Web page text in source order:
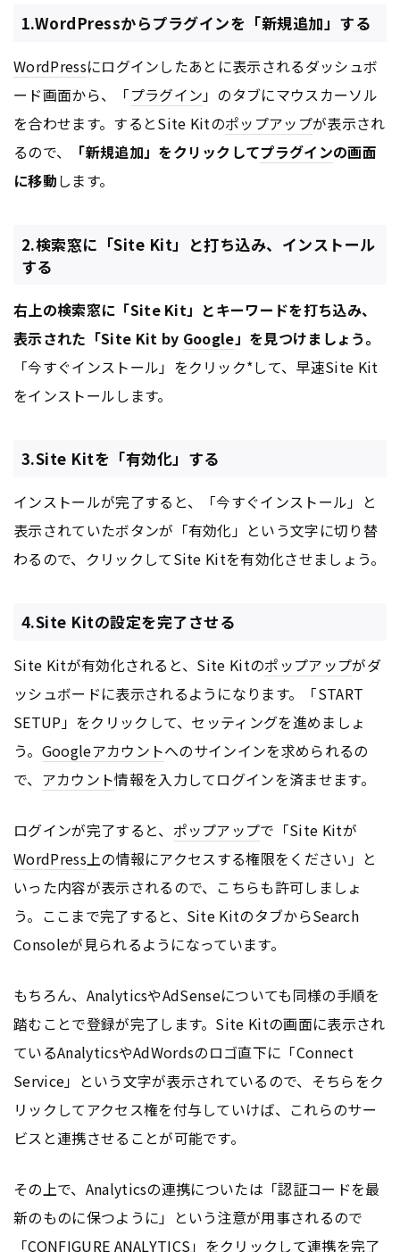
1.WordPressからプラグインを「新規追加」する
WordPressにログインしたあとに表示されるダッシュボ
ード画面から、「プラグイン」のタブにマウスカーソル
を合わせます。するとSite Kitのポップアップが表示され
るので、
「新規追加」をクリックしてプラグインの画面
に移動します。
2.検索窓に「Site Kit」と打ち込み、インストール
する
右上の検索窓に「Site Kit」とキーワードを打ち込み、
表示された「Site Kit by Google 」を見つけましょう。
「今すぐインストール」をクリック*して、早速Site Kit
をインストールします。
3.Site Kitを「有効化」する
インストールが完了すると、「今すぐインストール」と
表示されていたボタンが「有効化」という文字に切り替
わるので、クリックしてSite Kitを有効化させましょう。
4.Site Kitの設定を完了させる
Site Kitが有効化されると、Site Kitのポップアップがダ
ッシュボードに表示されるようになります。「START
SETUP」をクリックして、セッティングを進めましょ
う。 Googleアカウントへのサインインを求められるの
で、 アカウント情報を入力してログインを済ませます。
ログインが完了すると、 ポップアップで「Site Kitが
WordPress上の情報にアクセスする権限をください」と
いった内容が表示されるので、こちらも許可しましょ
う。ここまで完了すると、Site KitのタブからSearch
Consoleが見られるようになっています。
もちろん、AnalyticsやAdSenseについても同様の手順を
踏むことで登録が完了します。Site Kitの画面に表示され
ているAnalyticsやAdWordsのロゴ直下に「Connect
Service」という文字が表示されているので、そちらをク
リックしてアクセス権を付与していけば、これらのサー
ビスと連携させることが可能です。
その上で、Analyticsの連携についたは「認証コードを最
新のものに保つように」という注意が用事されるので
「CONFIGURE ANALYTICS」をクリックして連携を完了